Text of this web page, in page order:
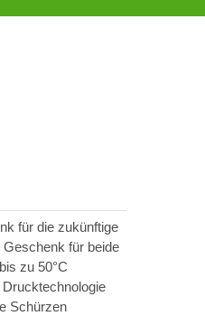
für die zukünftige
für beide
zu 50°C
Schürzen